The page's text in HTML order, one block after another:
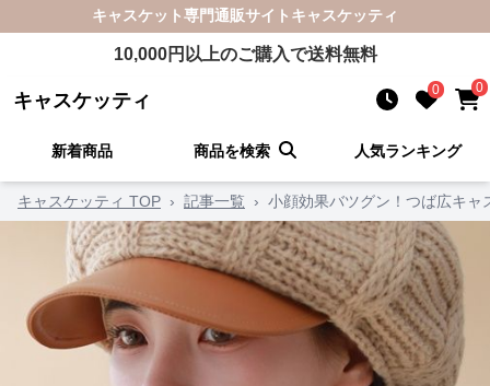
キャスケット専門通販サイト キャスケッティ
10,000円以上のご購入で送料無料
キャスケッティ 0 0
新着商品 商品を検索 人気ランキング
キャスケッティ TOP › 記事一覧 › 小顔効果バツグン！つば広キ